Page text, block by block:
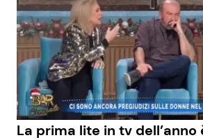
News benessere
Salute
Viaggi e Turismo
Primi
La prima lite in tv dell’anno